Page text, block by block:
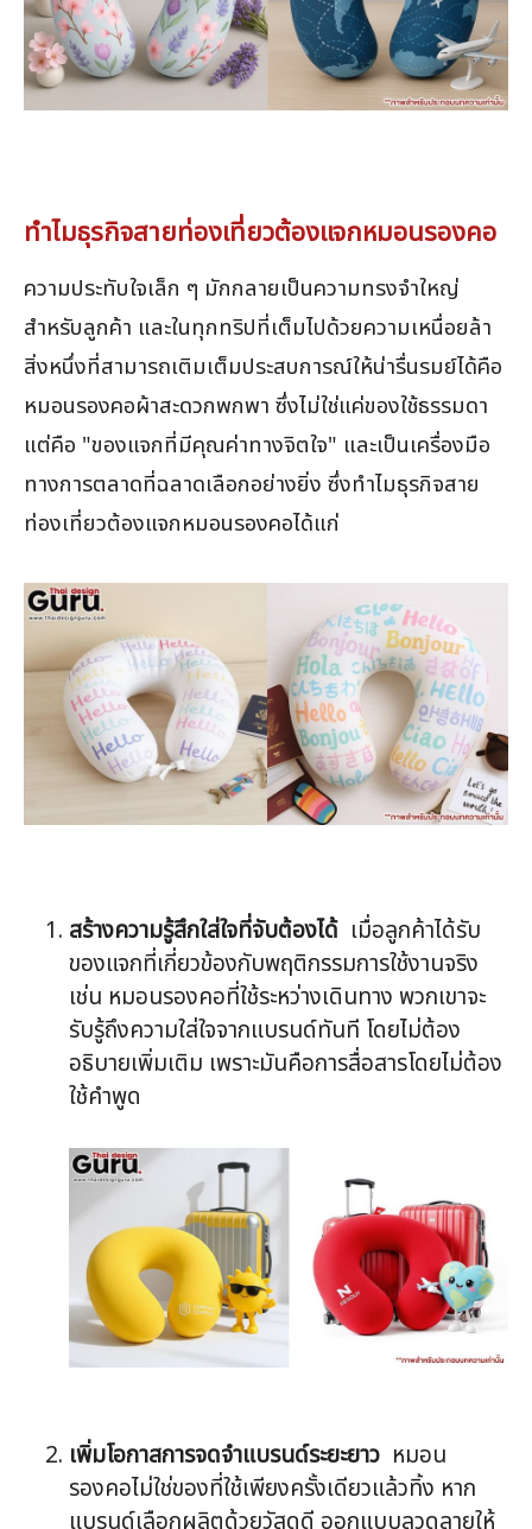
ทำไมธุรกิจสายท่องเที่ยวต้องแจกหมอนรองคอ
ความประทับใจเล็ก ๆ มักกลายเป็นความทรงจำใหญ่
สำหรับลูกค้า และในทุกทริปที่เต็มไปด้วยความเหนื่อยล้า
สิ่งหนึ่งที่สามารถเติมเต็มประสบการณ์ให้น่ารื่นรมย์ได้คือ
หมอนรองคอผ้าสะดวกพกพา ซึ่งไม่ใช่แค่ของใช้ธรรมดา
แต่คือ "ของแจกที่มีคุณค่าทางจิตใจ" และเป็นเครื่องมือ
ทางการตลาดที่ฉลาดเลือกอย่างยิ่ง ซึ่งทำไมธุรกิจสาย
ท่องเที่ยวต้องแจกหมอนรองคอได้แก่
สร้างความรู้สึกใส่ใจที่จับต้องได้ เมื่อลูกค้าได้รับ
ของแจกที่เกี่ยวข้องกับพฤติกรรมการใช้งานจริง
เช่น หมอนรองคอที่ใช้ระหว่างเดินทาง พวกเขาจะ
รับรู้ถึงความใส่ใจจากแบรนด์ทันที โดยไม่ต้อง
อธิบายเพิ่มเติม เพราะมันคือการสื่อสารโดยไม่ต้อง
ใช้คำพูด
เพิ่มโอกาสการจดจำแบรนด์ระยะยาว หมอน
รองคอไม่ใช่ของที่ใช้เพียงครั้งเดียวแล้วทิ้ง หาก